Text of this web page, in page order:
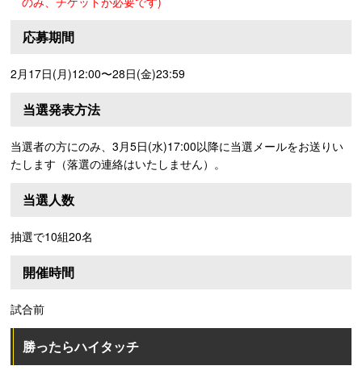
応募期間
2月17日(月)12:00〜28日(金)23:59
当選発表方法
当選者の方にのみ、3月5日(水)17:00以降に当選メールをお送りい
たします（落選の連絡はいたしません）。
当選人数
抽選で10組20名
開催時間
試合前
勝ったらハイタッチ